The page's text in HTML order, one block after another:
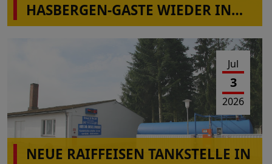
HASBERGEN-GASTE WIEDER IN
BETRIEB
Jul
3
2026
NEUE RAIFFEISEN TANKSTELLE IN